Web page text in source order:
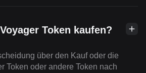
Token kaufen?
über den Kauf oder die
Token oder andere Token nach